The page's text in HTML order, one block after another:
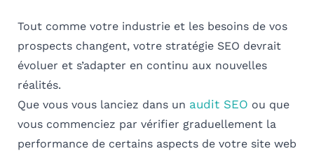
Tout comme votre industrie et les besoins de vos
prospects changent, votre stratégie SEO devrait
évoluer et s’adapter en continu aux nouvelles
réalités.
Que vous vous lanciez dans un audit SEO ou que
vous commenciez par vérifier graduellement la
performance de certains aspects de votre site web